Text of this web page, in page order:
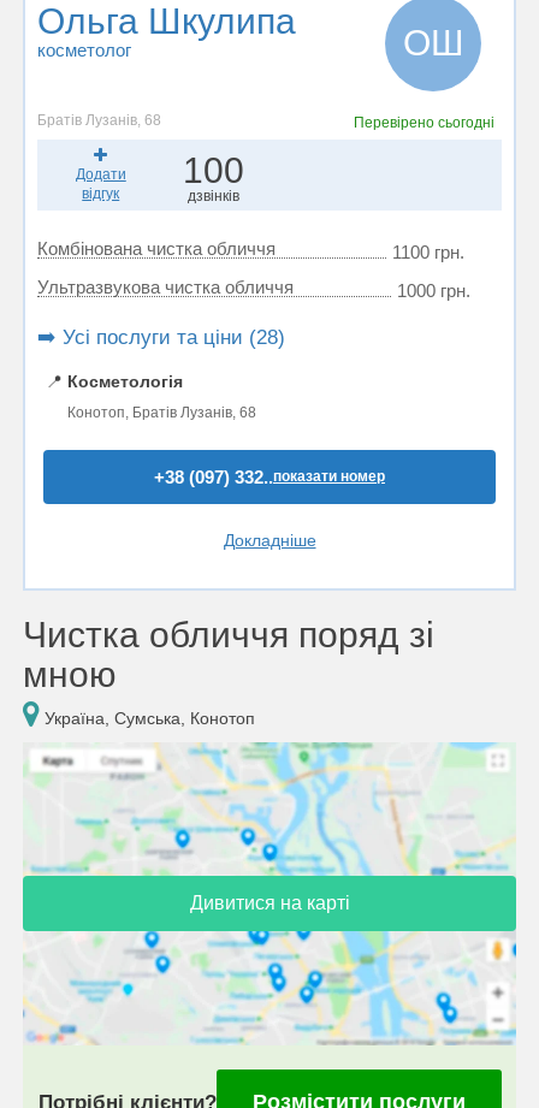
Ольга Шкулипа
косметолог ОШ
Братів Лузанів, 68 Перевіреносьогодні
Додати
відгук
100
дзвінків
Комбінована чистка обличчя
1100 грн.
Ультразвукова чистка обличчя
1000 грн.
➡️ Усі послуги та ціни (28)
📍 Косметологія
Конотоп, Братів Лузанів, 68
+38 (097) 332..показати номер
Докладніше
Чистка обличчя поряд зі
мною
Україна, Сумська, Конотоп
Дивитися на карті
Потрібні клієнти? Розмістити послуги